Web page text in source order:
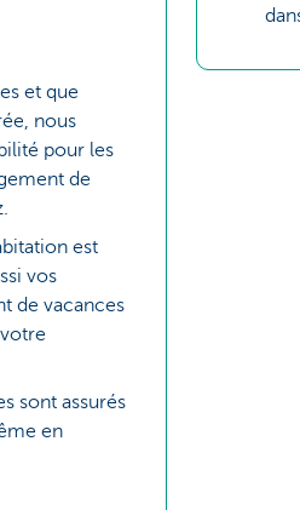
et que
nous
pour les
de
est
vos
de vacances
sont assurés
en